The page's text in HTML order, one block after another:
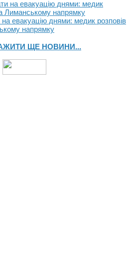
евакуацію днями: медик розповів
напрямку
ЩЕ НОВИНИ...